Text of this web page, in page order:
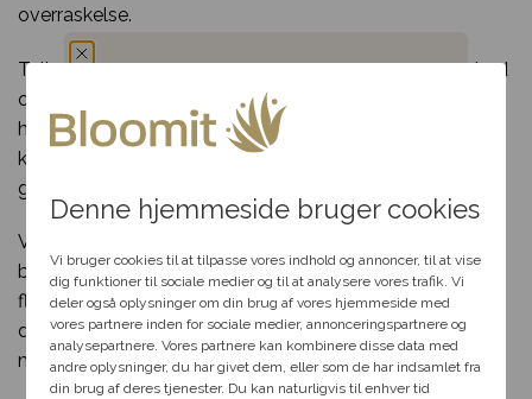
Denne hjemmeside bruger cookies
Vi bruger cookies til at tilpasse vores indhold og annoncer, til at vise
dig funktioner til sociale medier og til at analysere vores trafik. Vi
deler også oplysninger om din brug af vores hjemmeside med
vores partnere inden for sociale medier, annonceringspartnere og
analysepartnere. Vores partnere kan kombinere disse data med
andre oplysninger, du har givet dem, eller som de har indsamlet fra
din brug af deres tjenester. Du kan naturligvis til enhver tid
overraskelse.
Tulipanerne udvælges nøje for deres kvalitet og friskhed
og bindes med omhu af erfarne florister, der sikrer et
harmonisk og stilfuldt design. Denne buket bringer ikke
kun forårsstemning ind i hjemmet, men skaber også
glæde og varme hos modtageren.
Ved at vælge denne buket støtter du lokalt
blomsterhåndværk og får glæde af vores pålidelige og
fleksible leveringsservice. Buketten kan leveres samme
dag, så du kan dele glæden præcis, når det betyder
mest.
Du har fået en
passer til dig, så hjælper vi
dig videre med at finde den
perfekte rabat til dit svar.
Fødselsdag